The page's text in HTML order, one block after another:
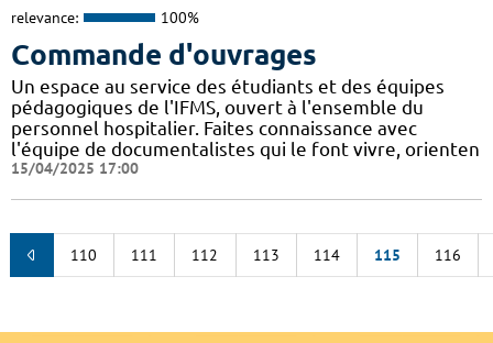
relevance: 100%
Commande d'ouvrages
Un espace au service des étudiants et des équipes
pédagogiques de l'IFMS, ouvert à l'ensemble du
personnel hospitalier. Faites connaissance avec
l'équipe de documentalistes qui le font vivre, orienten
15/04/2025 17:00
110 111 112 113 114 115 116